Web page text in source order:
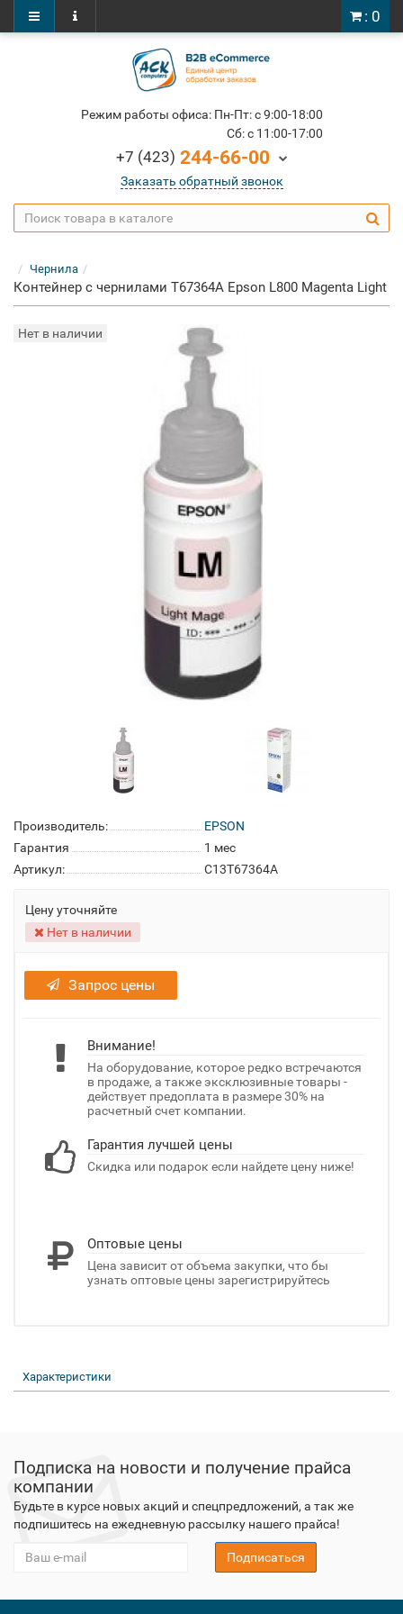
: 0
Режим работы офиса: Пн-Пт: c 9:00-18:00
Cб: c 11:00-17:00
+7 (423) 244-66-00
Заказать обратный звонок
Чернила
Контейнер с чернилами T67364A Epson L800 Magenta Light
Нет в наличии
Производитель:
EPSON
Гарантия
1 мес
Артикул:
C13T67364A
Цену уточняйте
Нет в наличии
Запрос цены
Внимание!
На оборудование, которое редко встречаются
в продаже, а также эксклюзивные товары -
действует предоплата в размере 30% на
расчетный счет компании.
Гарантия лучшей цены
Скидка или подарок если найдете цену ниже!
Оптовые цены
Цена зависит от объема закупки, что бы
узнать оптовые цены зарегистрируйтесь
Характеристики
Подписка на новости и получение прайса
компании
Будьте в курсе новых акций и спецпредложений, а так же
подпишитесь на ежедневную рассылку нашего прайса!
Подписаться